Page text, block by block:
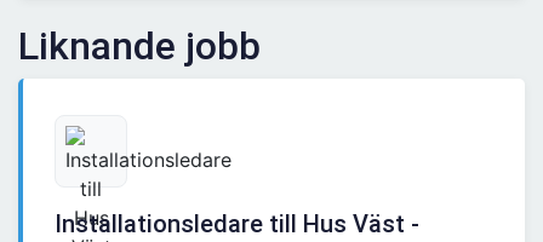
Liknande jobb
Installationsledare till Hus Väst -